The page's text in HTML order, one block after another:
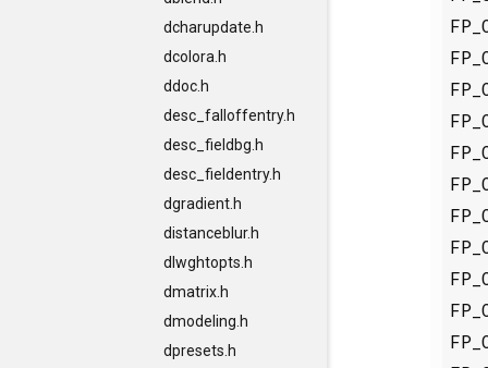
dcharupdate.h
dcolora.h
ddoc.h
desc_falloffentry.h
desc_fieldbg.h
desc_fieldentry.h
dgradient.h
distanceblur.h
dlwghtopts.h
dmatrix.h
dmodeling.h
dpresets.h